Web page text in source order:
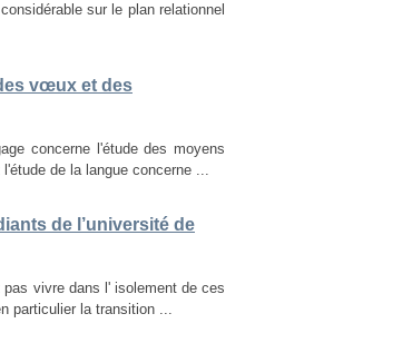
sur le plan relationnel
vœux et des
concerne l'étude des moyens
de la langue concerne ...
de l’université de
vivre dans l' isolement de ces
particulier la transition ...